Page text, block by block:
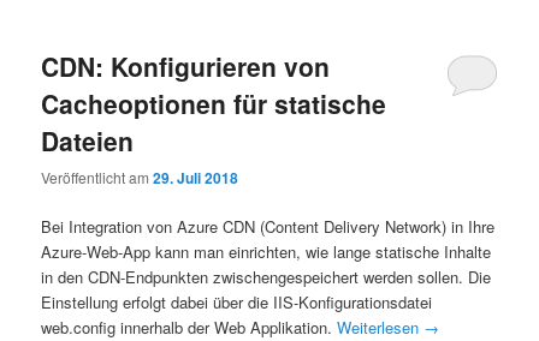
CDN: Konfigurieren von
Cacheoptionen für statische
Dateien
Veröffentlicht am29. Juli 2018
Bei Integration von Azure CDN (Content Delivery Network) in Ihre
Azure-Web-App kann man einrichten, wie lange statische Inhalte
in den CDN-Endpunkten zwischengespeichert werden sollen. Die
Einstellung erfolgt dabei über die IIS-Konfigurationsdatei
web.config innerhalb der Web Applikation.Weiterlesen →